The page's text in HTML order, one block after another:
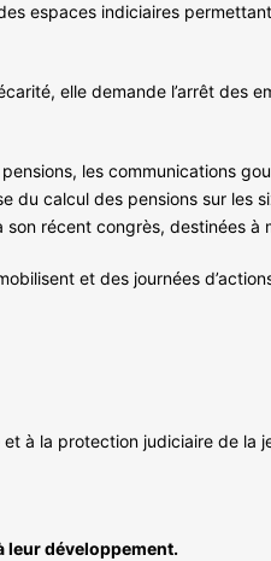
espaces indiciaires
elle demande l’arrêt des
les communications
du calcul des pensions sur
récent congrès, destinées
et des journées
à la protection judiciaire de la
leur développement.